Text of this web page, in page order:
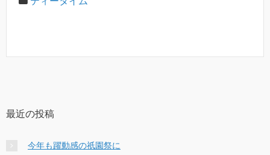
最近の投稿
今年も躍動感の祇園祭に